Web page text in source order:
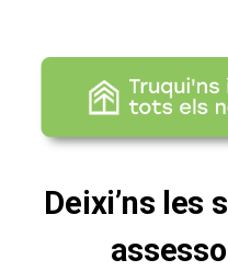
Deixi’ns les